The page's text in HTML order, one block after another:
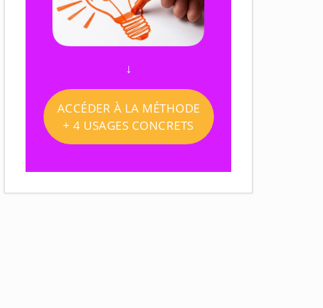
↓
ACCÉDER À LA MÉTHODE
+ 4 USAGES CONCRETS